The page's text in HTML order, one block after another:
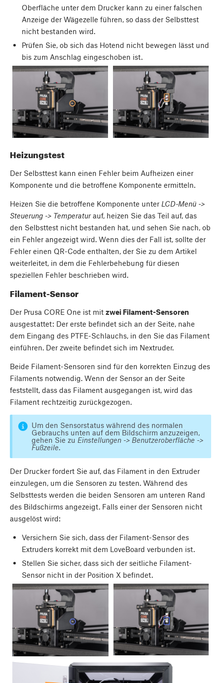
Oberfläche unter dem Drucker kann zu einer falschen
Anzeige der Wägezelle führen, so dass der Selbsttest
nicht bestanden wird.
Prüfen Sie, ob sich das Hotend nicht bewegen lässt und
bis zum Anschlag eingeschoben ist.
Heizungstest
Der Selbsttest kann einen Fehler beim Aufheizen einer
Komponente und die betroffene Komponente ermitteln.
Heizen Sie die betroffene Komponente unter LCD-Menü ->
Steuerung -> Temperaturauf, heizen Sie das Teil auf, das
den Selbsttest nicht bestanden hat, und sehen Sie nach, ob
ein Fehler angezeigt wird. Wenn dies der Fall ist, sollte der
Fehler einen QR-Code enthalten, der Sie zu dem Artikel
weiterleitet, in dem die Fehlerbehebung für diesen
speziellen Fehler beschrieben wird.
Filament-Sensor
Der Prusa CORE One ist mit zwei Filament-Sensoren
ausgestattet: Der erste befindet sich an der Seite, nahe
dem Eingang des PTFE-Schlauchs, in den Sie das Filament
einführen. Der zweite befindet sich im Nextruder.
Beide Filament-Sensoren sind für den korrekten Einzug des
Filaments notwendig. Wenn der Sensor an der Seite
feststellt, dass das Filament ausgegangen ist, wird das
Filament rechtzeitig zurückgezogen.
Um den Sensorstatus während des normalen
Gebrauchs unten auf dem Bildschirm anzuzeigen,
gehen Sie zu Einstellungen -> Benutzeroberfläche ->
Fußzeile.
Der Drucker fordert Sie auf, das Filament in den Extruder
einzulegen, um die Sensoren zu testen. Während des
Selbsttests werden die beiden Sensoren am unteren Rand
des Bildschirms angezeigt. Falls einer der Sensoren nicht
ausgelöst wird:
Versichern Sie sich, dass der Filament-Sensor des
Extruders korrekt mit dem LoveBoard verbunden ist.
Stellen Sie sicher, dass sich der seitliche Filament-
Sensor nicht in der Position X befindet.